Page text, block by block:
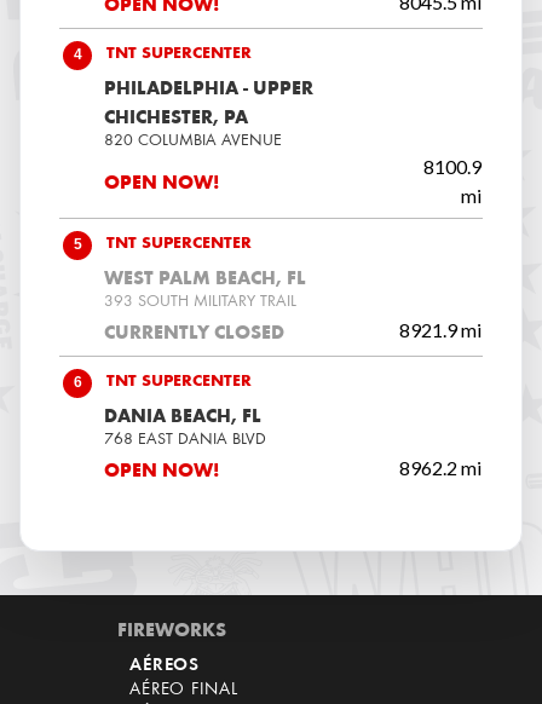
OPEN NOW!
4 TNT SUPERCENTER
PHILADELPHIA - UPPER
CHICHESTER, PA
820 COLUMBIA AVENUE
OPEN NOW!
8100.9
mi
5 TNT SUPERCENTER
WEST PALM BEACH, FL
393 SOUTH MILITARY TRAIL
CURRENTLY CLOSED 8921.9 mi
6 TNT SUPERCENTER
DANIA BEACH, FL
768 EAST DANIA BLVD
OPEN NOW! 8962.2 mi
FIREWORKS
AÉREOS
AÉREO FINAL